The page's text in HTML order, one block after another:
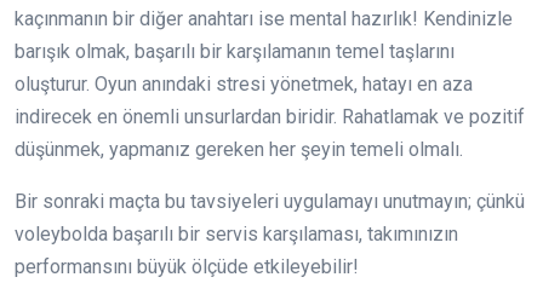
kaçınmanın bir diğer anahtarı ise mental hazırlık! Kendinizle
barışık olmak, başarılı bir karşılamanın temel taşlarını
oluşturur. Oyun anındaki stresi yönetmek, hatayı en aza
indirecek en önemli unsurlardan biridir. Rahatlamak ve pozitif
düşünmek, yapmanız gereken her şeyin temeli olmalı.
Bir sonraki maçta bu tavsiyeleri uygulamayı unutmayın; çünkü
voleybolda başarılı bir servis karşılaması, takımınızın
performansını büyük ölçüde etkileyebilir!